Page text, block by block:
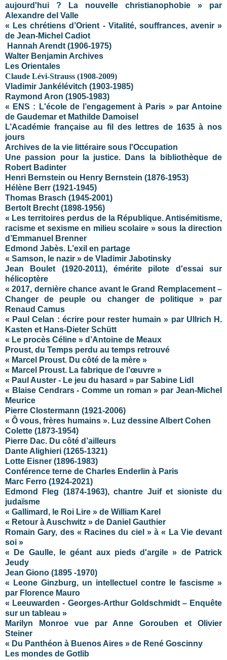
aujourd'hui ? La nouvelle christianophobie » par
Alexandre del Valle
« Les chrétiens d’Orient - Vitalité, souffrances, avenir »
de Jean-Michel Cadiot
Hannah Arendt (1906-1975)
Walter Benjamin Archives
Les Orientales
Claude Lévi-Strauss (1908-2009)
Vladimir Jankélévitch (1903-1985)
Raymond Aron (1905-1983)
« ENS : L'école de l’engagement à Paris » par Antoine
de Gaudemar et Mathilde Damoisel
L’Académie française au fil des lettres de 1635 à nos
jours
Archives de la vie littéraire sous l'Occupation
Une passion pour la justice. Dans la bibliothèque de
Robert Badinter
Henri Bernstein ou Henry Bernstein (1876-1953)
Hélène Berr (1921-1945)
Thomas Brasch (1945-2001)
Bertolt Brecht (1898-1956)
« Les territoires perdus de la République. Antisémitisme,
racisme et sexisme en milieu scolaire » sous la direction
d’Emmanuel Brenner
Edmond Jabès. L’exil en partage
« Samson, le nazir » de Vladimir Jabotinsky
Jean Boulet (1920-2011), émérite pilote d'essai sur
hélicoptère
« 2017, dernière chance avant le Grand Remplacement –
Changer de peuple ou changer de politique » par
Renaud Camus
« Paul Celan : écrire pour rester humain » par Ullrich H.
Kasten et Hans-Dieter Schütt
« Le procès Céline » d’Antoine de Meaux
Proust, du Temps perdu au temps retrouvé
« Marcel Proust. Du côté de la mère »
« Marcel Proust. La fabrique de l’œuvre »
« Paul Auster - Le jeu du hasard » par Sabine Lidl
« Blaise Cendrars - Comme un roman » par Jean-Michel
Meurice
Pierre Clostermann (1921-2006)
« Ô vous, frères humains ». Luz dessine Albert Cohen
Colette (1873-1954)
Pierre Dac. Du côté d’ailleurs
Dante Alighieri (1265-1321)
Lotte Eisner (1896-1983)
Conférence terne de Charles Enderlin à Paris
Marc Ferro (1924-2021)
Edmond Fleg (1874-1963), chantre Juif et sioniste du
judaïsme
« Gallimard, le Roi Lire » de William Karel
« Retour à Auschwitz » de Daniel Gauthier
Romain Gary, des « Racines du ciel » à « La Vie devant
soi »
« De Gaulle, le géant aux pieds d'argile » de Patrick
Jeudy
Jean Giono (1895 -1970)
« Leone Ginzburg, un intellectuel contre le fascisme »
par Florence Mauro
« Leeuwarden - Georges-Arthur Goldschmidt – Enquête
sur un tableau »
Marilyn Monroe vue par Anne Gorouben et Olivier
Steiner
« Du Panthéon à Buenos Aires » de René Goscinny
Les mondes de Gotlib